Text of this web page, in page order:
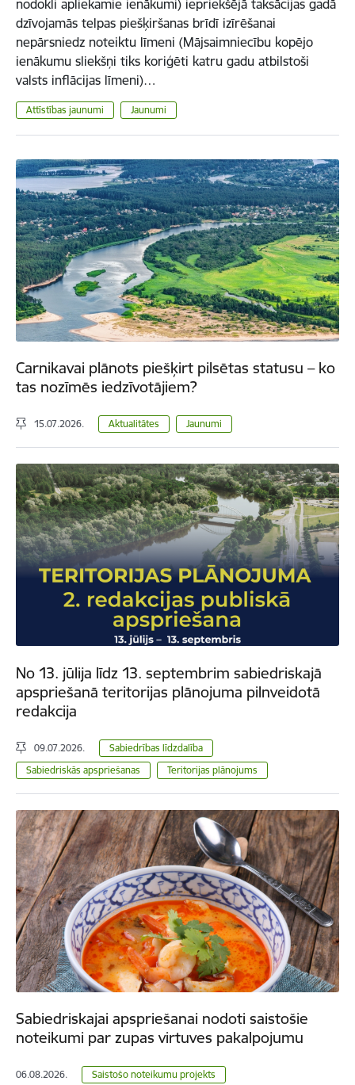
nodokli apliekamie ienākumi) iepriekšējā taksācijas gadā
dzīvojamās telpas piešķiršanas brīdī izīrēšanai
nepārsniedz noteiktu līmeni (Mājsaimniecību kopējo
ienākumu sliekšņi tiks koriģēti katru gadu atbilstoši
valsts inflācijas līmeni)…
Attīstības jaunumi Jaunumi
Carnikavai plānots piešķirt pilsētas statusu – ko
tas nozīmēs iedzīvotājiem?
15.07.2026. Aktualitātes Jaunumi
No 13. jūlija līdz 13. septembrim sabiedriskajā
apspriešanā teritorijas plānojuma pilnveidotā
redakcija
09.07.2026.
Sabiedrības līdzdalība
Sabiedriskās apspriešanas
Teritorijas plānojums
Sabiedriskajai apspriešanai nodoti saistošie
noteikumi par zupas virtuves pakalpojumu
06.08.2026. Saistošo noteikumu projekts